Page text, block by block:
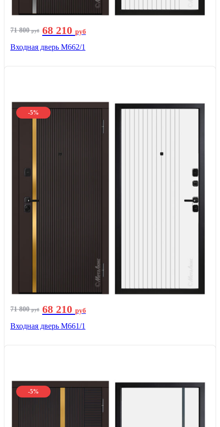
71 800руб 68 210 руб
Входная дверь М662/1
-5%
71 800руб 68 210 руб
Входная дверь М661/1
-5%